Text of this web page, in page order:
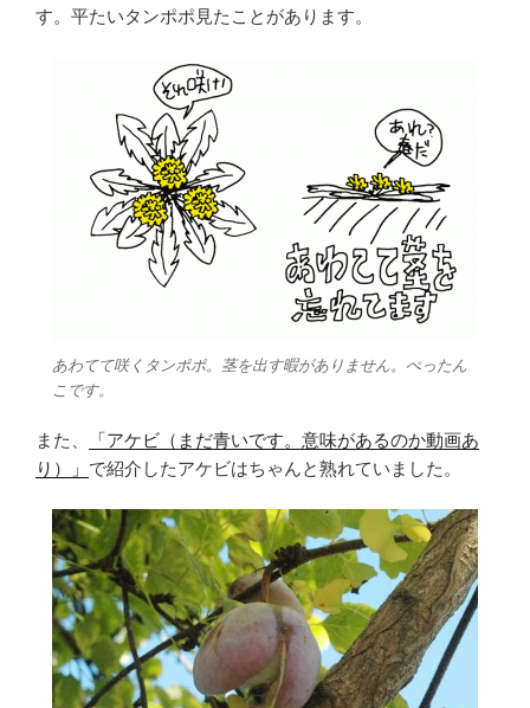
す。平たいタンポポ見たことがあります。
あわてて咲くタンポポ。茎を出す暇がありません。ぺったん
こです。
また、
「アケビ（まだ青いです。意味があるのか動画あ
り）」 で紹介したアケビはちゃんと熟れていました。